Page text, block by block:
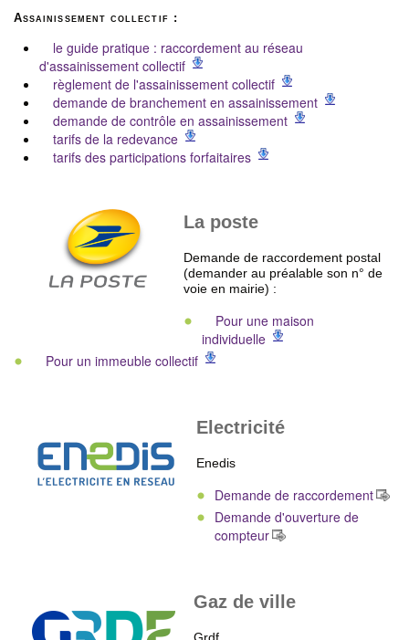
Assainissement collectif :
le guide pratique : raccordement au réseau
d'assainissement collectif
règlement de l'assainissement collectif
demande de branchement en assainissement
demande de contrôle en assainissement
tarifs de la redevance
tarifs des participations forfaitaires
La poste
Demande de raccordement postal
(demander au préalable son n° de
voie en mairie) :
Pour une maison
individuelle
Pour un immeuble collectif
Electricité
Enedis
Demande de raccordement
Demande d'ouverture de
compteur
Gaz de ville